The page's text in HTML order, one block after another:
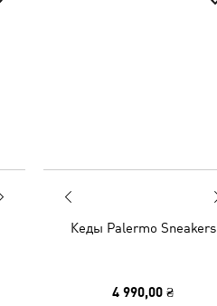
Кеды Palermo Sneakers
4 990,00 ₴